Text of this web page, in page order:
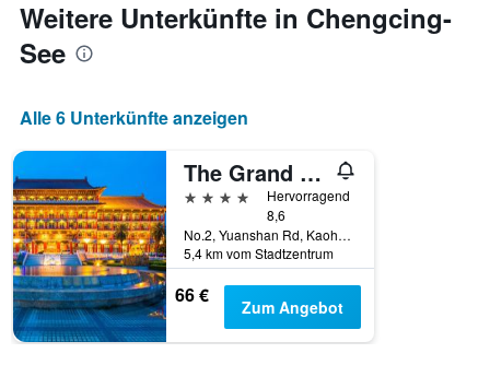
Weitere Unterkünfte in Chengcing-
See
Alle 6 Unterkünfte anzeigen
The Grand Hotel Kaohsiung
4 Sterne
Hervorragend
8,6
No.2, Yuanshan Rd, Kaohsiung, Taiwan
5,4 km vom Stadtzentrum
66 € Zum Angebot